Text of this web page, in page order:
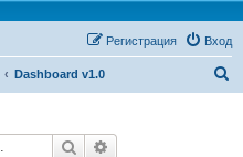
Вход
Регистрация
Dashboard v1.0
Поиск